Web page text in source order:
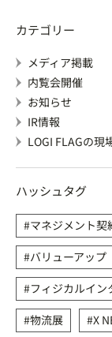
カテゴリー
メディア掲載
内覧会開催
お知らせ
IR情報
LOGI FLAGの現
ハッシュタグ
マネジメント契
バリューアップ
フィジカルイ
物流展
X